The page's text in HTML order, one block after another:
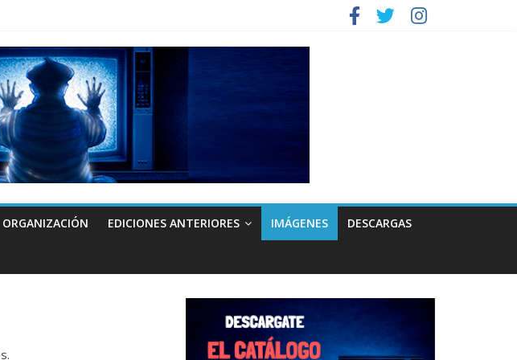
ORGANIZACIÓN EDICIONES ANTERIORES IMÁGENES DESCARGAS